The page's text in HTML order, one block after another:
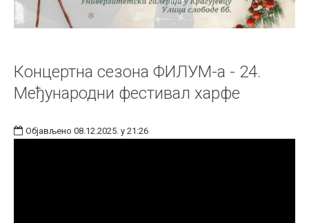
Концертна сезона ФИЛУМ-а - 24.
Међународни фестивал харфе
Објављено 08.12.2025. у 21:26